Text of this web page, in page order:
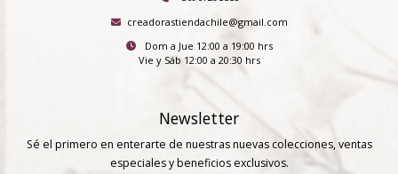
creadorastiendachile@gmail.com
Dom a Jue 12:00 a 19:00 hrs
Vie y Sáb 12:00 a 20:30 hrs
Newsletter
Sé el primero en enterarte de nuestras nuevas colecciones, ventas
especiales y beneficios exclusivos.